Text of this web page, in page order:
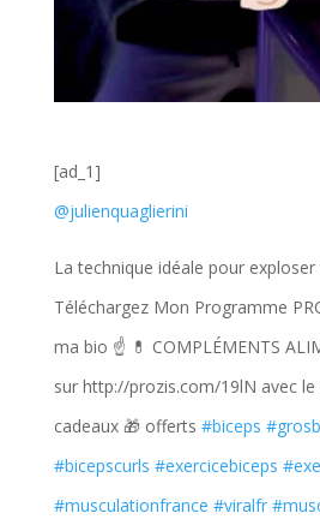
[ad_1]
@julienquaglierini
La technique idéale pour
Téléchargez Mon Programme
ma bio ☝️ 💊 COMPLÉMENTS
sur http://prozis.com/19lN​ avec le
cadeaux 🎁 offerts #biceps
#bicepscurls #exercicebiceps
#musculationfrance #viralfr